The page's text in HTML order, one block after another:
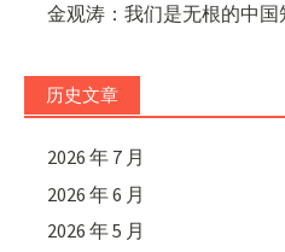
金观涛：我们是无根的中国
历史文章
2026 年 7 月
2026 年 6 月
2026 年 5 月